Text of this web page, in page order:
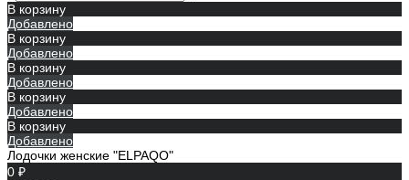
В корзину
Добавлено
В корзину
Добавлено
В корзину
Добавлено
В корзину
Добавлено
В корзину
Добавлено
Лодочки женские "ELPAQO"
0 ₽